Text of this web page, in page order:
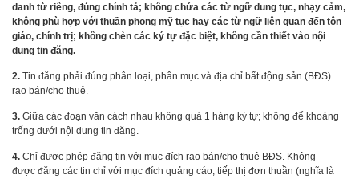
danh từ riêng, đúng chính tả; không chứa các từ ngữ dung tục, nhạy cảm,
không phù hợp với thuần phong mỹ tục hay các từ ngữ liên quan đến tôn
giáo, chính trị; không chèn các ký tự đặc biệt, không cần thiết vào nội
dung tin đăng.
2. Tin đăng phải đúng phân loại, phân mục và địa chỉ bất động sản (BĐS)
rao bán/cho thuê.
3. Giữa các đoạn văn cách nhau không quá 1 hàng ký tự; không để khoảng
trống dưới nội dung tin đăng.
4. Chỉ được phép đăng tin với mục đích rao bán/cho thuê BĐS. Không
được đăng các tin chỉ với mục đích quảng cáo, tiếp thị đơn thuần (nghĩa là